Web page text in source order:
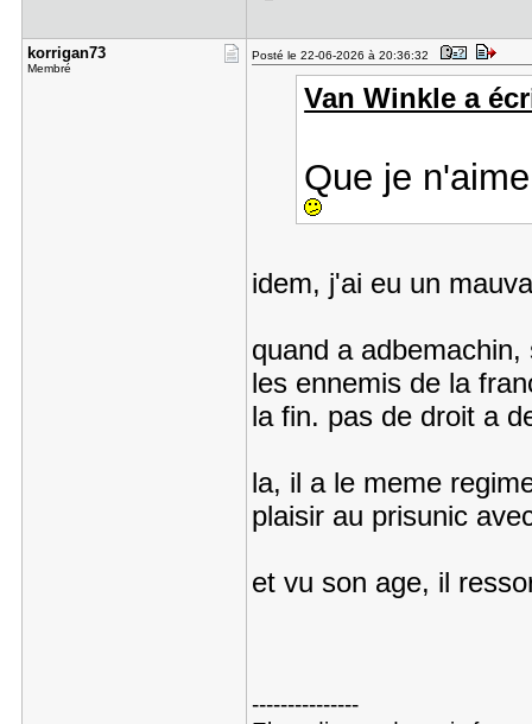
korrigan73
Membré
Posté le 22-06-2026 à 20:36:32
Van Winkle a
Que je
idem, j'ai eu un
quand a
les ennemis de la
la fin. pas de droit a
la, il a le meme
plaisir au prisunic
et vu son age, il
---------------